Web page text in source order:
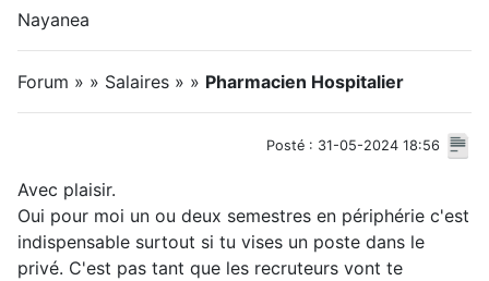
Nayanea
Forum » » Salaires » » Pharmacien Hospitalier
Posté : 31-05-2024 18:56
Avec plaisir.
Oui pour moi un ou deux semestres en périphérie c'est
indispensable surtout si tu vises un poste dans le
privé. C'est pas tant que les recruteurs vont te